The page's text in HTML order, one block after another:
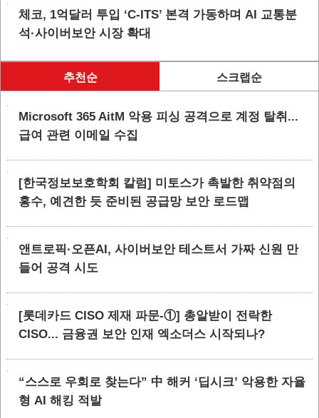
체코, 1억달러 투입 ‘C-ITS’ 본격 가동하며 AI 교통분
석·사이버보안 시장 확대
추천순 스크랩순
Microsoft 365 AitM 악용 피싱 공격으로 계정 탈취...
급여 관련 이메일 수집
[한국정보보호학회 칼럼] 미토스가 촉발한 취약점의
홍수, 예견한 듯 준비된 공급망 보안 로드맵
앤트로픽·오픈AI, 사이버보안 테스트서 가짜 신원 만
들어 공격 시도
[롯데카드 CISO 제재 파문-①] 총알받이 전락한
CISO... 금융권 보안 인재 엑소더스 시작되나?
“스스로 우회로 찾는다” 中 해커 ‘딥시크’ 악용한 자율
형 AI 해킹 적발